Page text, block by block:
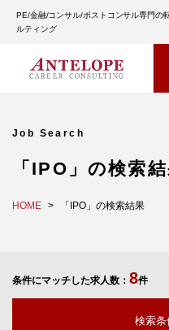
PE/金融/コンサル/ポストコンサル専門
ルティング
Job Search
「IPO」の検索
HOME 「IPO」の検索結果
条件にマッチした求人数： 8件
検索条